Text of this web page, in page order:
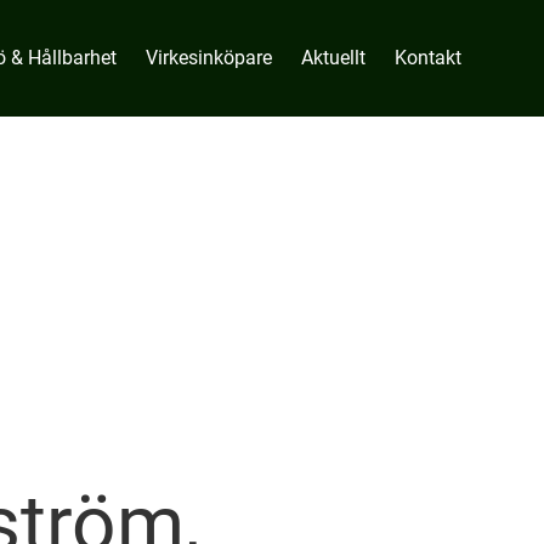
& Hållbarhet Virkesinköpare Aktuellt Kontakt